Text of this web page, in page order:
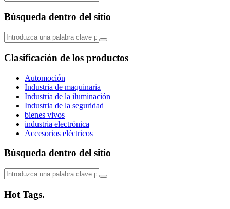
Búsqueda dentro del sitio
Clasificación de los productos
Automoción
Industria de maquinaria
Industria de la iluminación
Industria de la seguridad
bienes vivos
industria electrónica
Accesorios eléctricos
Búsqueda dentro del sitio
Hot Tags.